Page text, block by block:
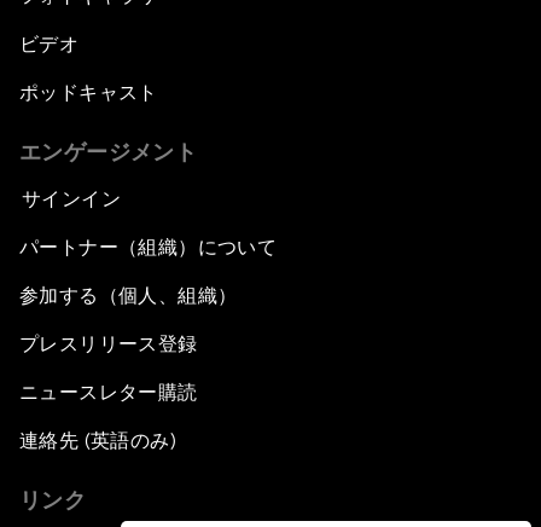
ビデオ
ポッドキャスト
エンゲージメント
サインイン
パートナー（組織）について
参加する（個人、組織）
プレスリリース登録
ニュースレター購読
連絡先 (英語のみ)
リンク